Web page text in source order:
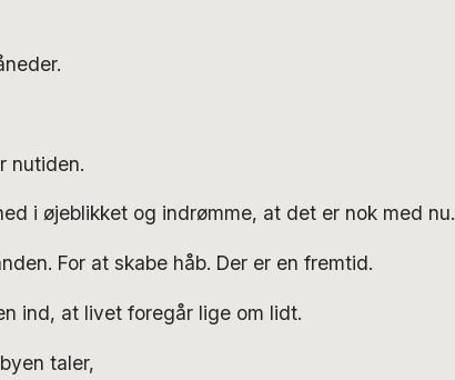
nutiden.
i øjeblikket og indrømme, at det er nok med nu.
For at skabe håb. Der er en fremtid.
ind, at livet foregår lige om lidt.
taler,